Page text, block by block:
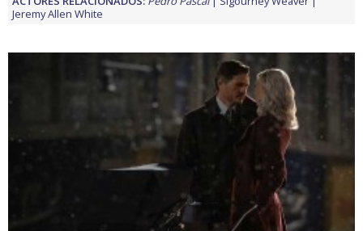
Jeremy Allen White